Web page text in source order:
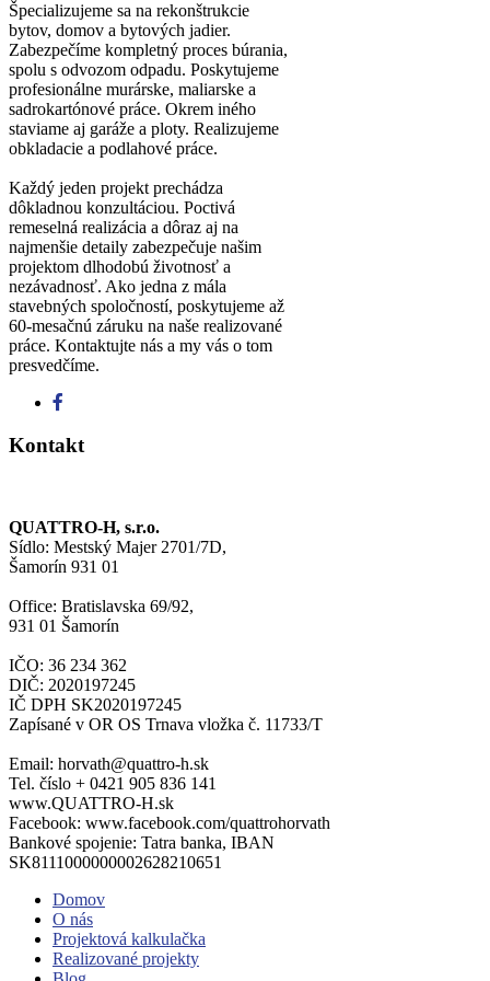
Špecializujeme sa na rekonštrukcie
bytov, domov a bytových jadier.
Zabezpečíme kompletný proces búrania,
spolu s odvozom odpadu. Poskytujeme
profesionálne murárske, maliarske a
sadrokartónové práce. Okrem iného
staviame aj garáže a ploty. Realizujeme
obkladacie a podlahové práce.
Každý jeden projekt prechádza
dôkladnou konzultáciou. Poctivá
remeselná realizácia a dôraz aj na
najmenšie detaily zabezpečuje našim
projektom dlhodobú životnosť a
nezávadnosť. Ako jedna z mála
stavebných spoločností, poskytujeme až
60-mesačnú záruku na naše realizované
práce. Kontaktujte nás a my vás o tom
presvedčíme.
Kontakt
QUATTRO-H, s.r.o.
Sídlo: Mestský Majer 2701/7D,
Šamorín 931 01
Office: Bratislavska 69/92,
931 01 Šamorín
IČO: 36 234 362
DIČ: 2020197245
IČ DPH SK2020197245
Zapísané v OR OS Trnava vložka č. 11733/T
Email: horvath@quattro-h.sk
Tel. číslo + 0421 905 836 141
www.QUATTRO-H.sk
Facebook: www.facebook.com/quattrohorvath
Bankové spojenie: Tatra banka, IBAN
SK8111000000002628210651
Domov
O nás
Projektová kalkulačka
Realizované projekty